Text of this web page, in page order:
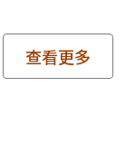
查看更多